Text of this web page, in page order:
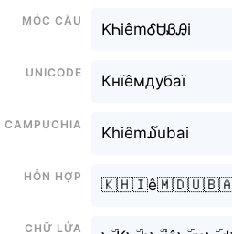
Móc câu
KᏂiêmᎴᏌᏰᎯi
Unicode
Кнїêмдубаї
Campuchia
Khiêm໓ubai
Hỗn hợp
Chữ Lửa